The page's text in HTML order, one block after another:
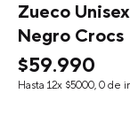
Zueco
Negro Crocs
$59.990
Hasta 12x $5000, 0 de